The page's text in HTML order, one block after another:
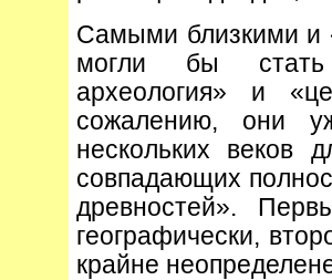
Самыми близкими и
могли бы стать
археология» и
сожалению, они
нескольких веков
совпадающих
древностей».
географически,
крайне